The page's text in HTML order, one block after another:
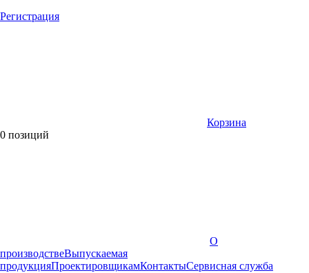
Регистрация
Корзина
0 позиций
О
производствеВыпускаемая
продукцияПроектировщикамКонтактыCервисная служба